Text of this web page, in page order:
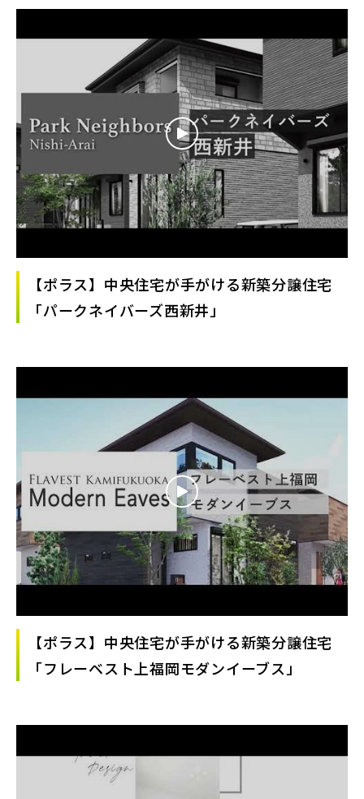
【ポラス】中央住宅が手がける新築分譲住宅
「パークネイバーズ西新井」
【ポラス】中央住宅が手がける新築分譲住宅
「フレーベスト上福岡モダンイーブス」